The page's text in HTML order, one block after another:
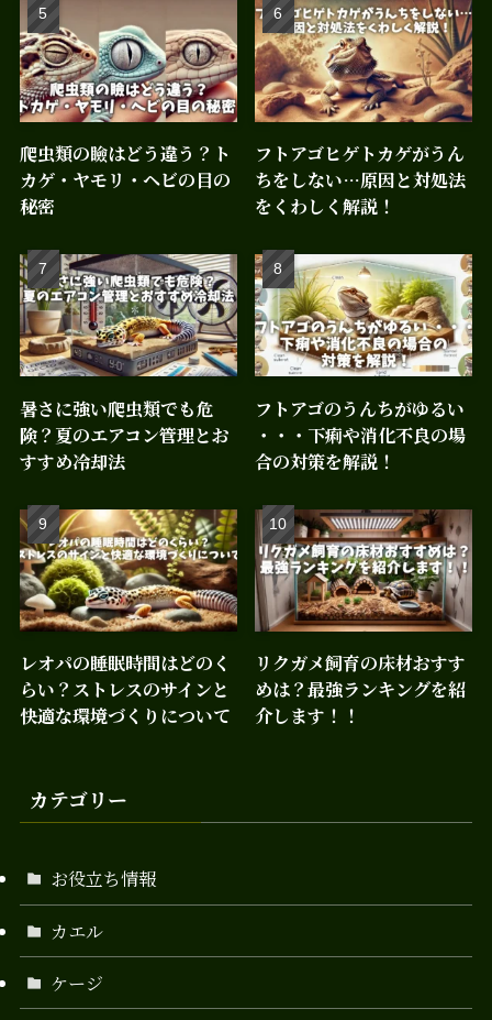
爬虫類の瞼はどう違う？ト
カゲ・ヤモリ・ヘビの目の
秘密
フトアゴヒゲトカゲがうん
ちをしない…原因と対処法
をくわしく解説！
暑さに強い爬虫類でも危
険？夏のエアコン管理とお
すすめ冷却法
フトアゴのうんちがゆるい
・・・下痢や消化不良の場
合の対策を解説！
レオパの睡眠時間はどのく
らい？ストレスのサインと
快適な環境づくりについて
リクガメ飼育の床材おすす
めは？最強ランキングを紹
介します！！
カテゴリー
お役立ち情報
カエル
ケージ